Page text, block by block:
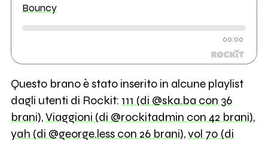
Bouncy
00:00
Questo brano è stato inserito in alcune playlist
dagli utenti di Rockit: 111 (di @ska.ba con 36
brani),Viaggioni (di @rockitadmin con 42 brani),
yah (di @george.less con 26 brani),vol 70 (di